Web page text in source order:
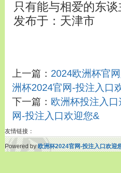
只有能与相爱的东
发布于：天津市
上一篇： 2024欧洲杯官
洲杯2024官网-投注入口
下一篇： 欧洲杯投注入
网-投注入口欢迎您&
友情链接：
Powered by欧洲杯2024官网-投注入口欢迎